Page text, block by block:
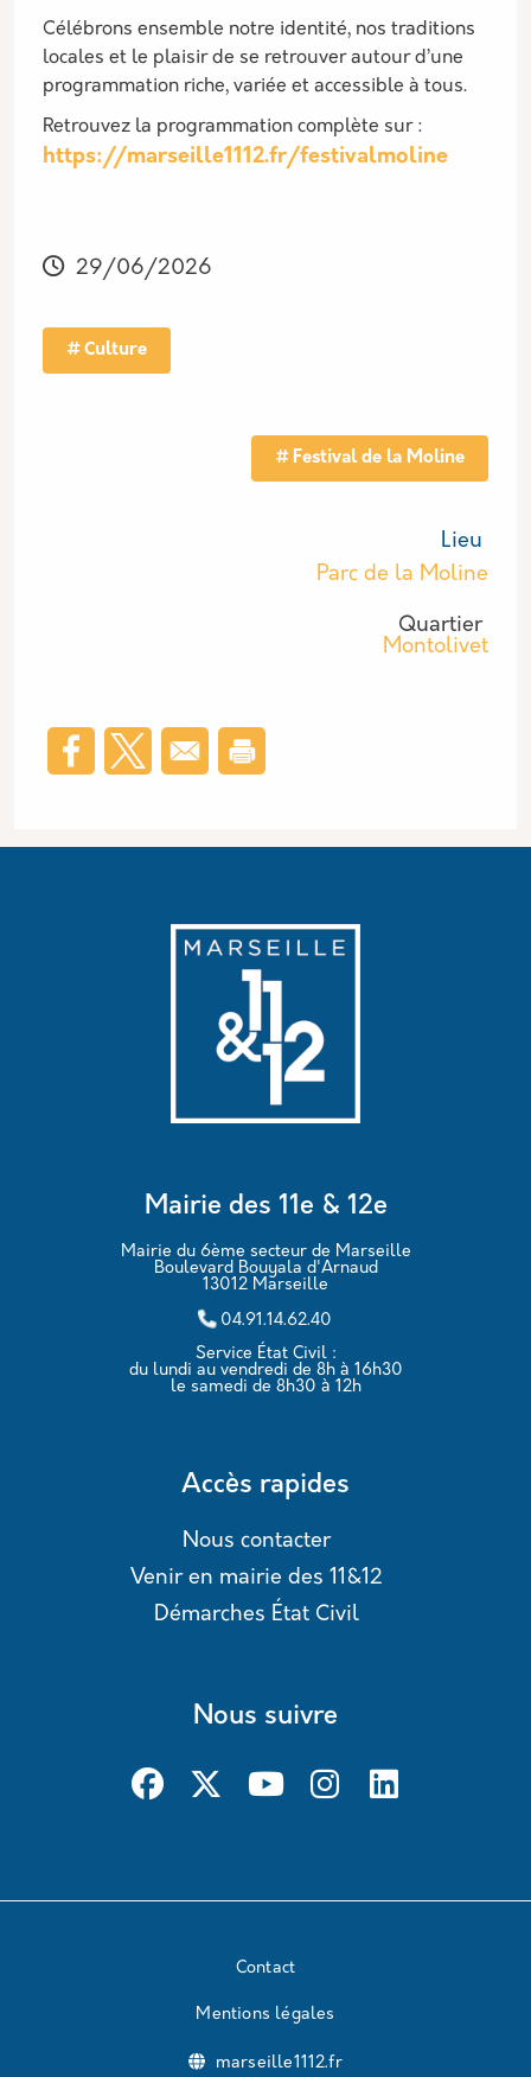
Célébrons ensemble notre identité, nos traditions
locales et le plaisir de se retrouver autour d’une
programmation riche, variée et accessible à tous.
Retrouvez la programmation complète sur :
https://marseille1112.fr/festivalmoline
29/06/2026
Culture
Festival de la Moline
Lieu
Parc de la Moline
Quartier
Montolivet
Mairie des 11e & 12e
Mairie du 6ème secteur de Marseille
Boulevard Bouyala d'Arnaud
13012 Marseille
04.91.14.62.40
Service État Civil :
du lundi au vendredi de 8h à 16h30
le samedi de 8h30 à 12h
Accès rapides
Nous contacter
Venir en mairie des 11&12
Démarches État Civil
Nous suivre
Contact
Mentions légales
marseille1112.fr